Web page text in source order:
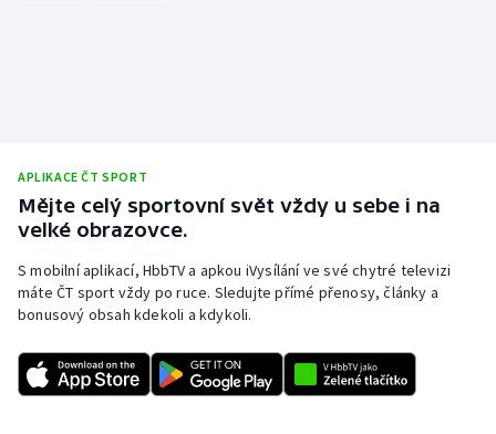
APLIKACE ČT SPORT
Mějte celý sportovní svět vždy u sebe i na
velké obrazovce.
S mobilní aplikací, HbbTV a apkou iVysílání ve své chytré televizi
máte ČT sport vždy po ruce. Sledujte přímé přenosy, články a
bonusový obsah kdekoli a kdykoli.